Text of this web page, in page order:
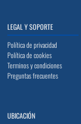
LEGAL Y SOPORTE
Política de privacidad
Política de cookies
Terminos y condiciones
Preguntas frecuentes
UBICACIÓN